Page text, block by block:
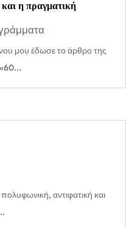
και η πραγματική
μου έδωσε το άρθρο της
πολυφωνική, αντιφατική και